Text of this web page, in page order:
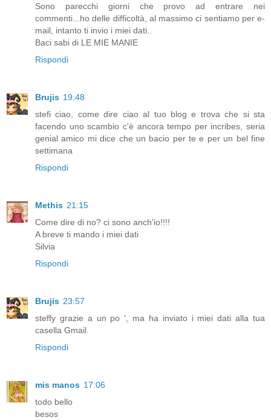
Sono parecchi giorni che provo ad entrare nei
commenti...ho delle difficoltà, al massimo ci sentiamo per e-
mail, intanto ti invio i miei dati..
Baci sabi di LE MIE MANIE
Rispondi
Brujis 19:48
stefi ciao, come dire ciao al tuo blog e trova che si sta
facendo uno scambio c'è ancora tempo per incribes, seria
genial amico mi dice che un bacio per te e per un bel fine
settimana
Rispondi
Methis 21:15
Come dire di no? ci sono anch'io!!!!
A breve ti mando i miei dati
Silvia
Rispondi
Brujis 23:57
steffy grazie a un po ', ma ha inviato i miei dati alla tua
casella Gmail.
Rispondi
mis manos 17:06
todo bello
besos